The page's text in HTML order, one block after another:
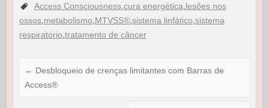
c
e
o
o
st
o
o
ail ar
e
Access Consciousness, cura energética lesões nos
ossos, metabolismo MTVSS®, sistema linfático sistema
respiratório tratamento de câncer
← Desbloqueio de crenças limitantes com Barras de
Access®